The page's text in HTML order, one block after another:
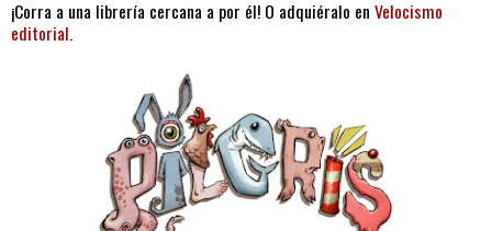
¡Corra a una librería cercana a por él! O adquiéralo en Velocismo
editorial.